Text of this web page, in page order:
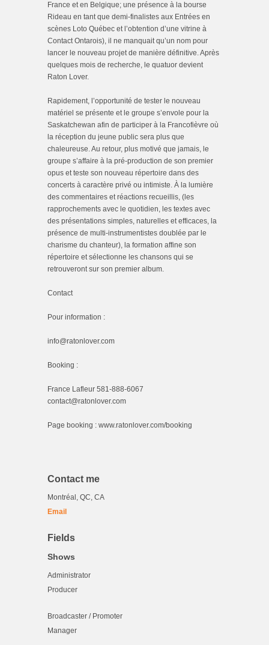
France et en Belgique; une présence à la bourse
Rideau en tant que demi-finalistes aux Entrées en
scènes Loto Québec et l’obtention d’une vitrine à
Contact Ontarois), il ne manquait qu’un nom pour
lancer le nouveau projet de manière définitive. Après
quelques mois de recherche, le quatuor devient
Raton Lover.
Rapidement, l’opportunité de tester le nouveau
matériel se présente et le groupe s’envole pour la
Saskatchewan afin de participer à la Francofièvre où
la réception du jeune public sera plus que
chaleureuse. Au retour, plus motivé que jamais, le
groupe s’affaire à la pré-production de son premier
opus et teste son nouveau répertoire dans des
concerts à caractère privé ou intimiste. À la lumière
des commentaires et réactions recueillis, (les
rapprochements avec le quotidien, les textes avec
des présentations simples, naturelles et efficaces, la
présence de multi-instrumentistes doublée par le
charisme du chanteur), la formation affine son
répertoire et sélectionne les chansons qui se
retrouveront sur son premier album.
Contact
Pour information :
info@ratonlover.com
Booking :
France Lafleur 581-888-6067
contact@ratonlover.com
Page booking : www.ratonlover.com/booking
Contact me
Montréal, QC, CA
Email
Fields
Shows
Administrator
Producer
Broadcaster / Promoter
Manager